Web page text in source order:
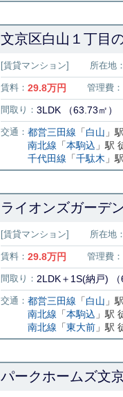
文京区白山１丁目
[賃貸マンション] 所在地：
賃料： 29.8万円 管理費：
間取り： 3LDK （63.73㎡）
交通： 都営三田線 「白山 」
南北線 「本駒込 」駅
千代田線 「千駄木 」
ライオンズガーデ
[賃貸マンション] 所在地：
賃料： 29.8万円 管理費：
間取り： 2LDK＋1S(納戸) （
交通： 都営三田線 「白山 」
南北線 「本駒込 」駅
南北線 「東大前 」駅
パークホームズ文